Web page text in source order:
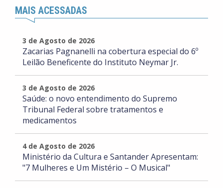
MAIS ACESSADAS
3 de Agosto de 2026
Zacarias Pagnanelli na cobertura especial do 6º
Leilão Beneficente do Instituto Neymar Jr.
3 de Agosto de 2026
Saúde: o novo entendimento do Supremo
Tribunal Federal sobre tratamentos e
medicamentos
4 de Agosto de 2026
Ministério da Cultura e Santander Apresentam:
"7 Mulheres e Um Mistério – O Musical"